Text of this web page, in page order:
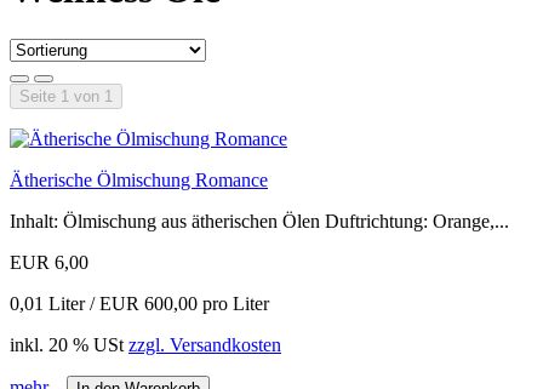
Seite 1 von 1
Ätherische Ölmischung Romance
Inhalt: Ölmischung aus ätherischen Ölen Duftrichtung: Orange,...
EUR 6,00
0,01 Liter / EUR 600,00 pro Liter
inkl. 20 % USt zzgl. Versandkosten